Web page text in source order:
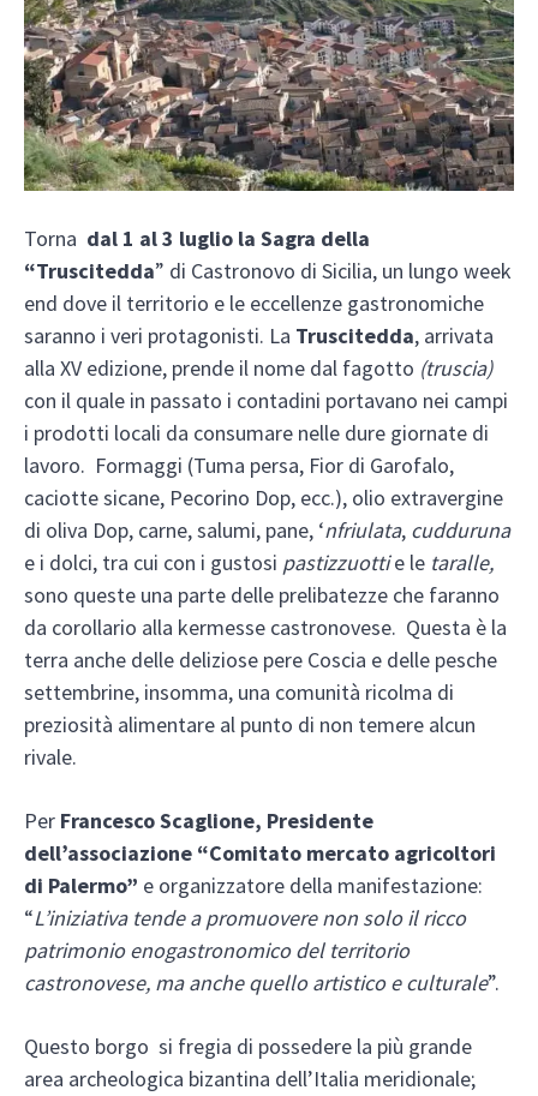
Torna dal 1 al 3 luglio la Sagra della
“Truscitedda” di Castronovo di Sicilia, un lungo week
end dove il territorio e le eccellenze gastronomiche
saranno i veri protagonisti. La Truscitedda, arrivata
alla XV edizione, prende il nome dal fagotto (truscia)
con il quale in passato i contadini portavano nei campi
i prodotti locali da consumare nelle dure giornate di
lavoro. Formaggi (Tuma persa, Fior di Garofalo,
caciotte sicane, Pecorino Dop, ecc.), olio extravergine
di oliva Dop, carne, salumi, pane, ‘nfriulata, cudduruna
e i dolci, tra cui con i gustosi pastizzuottie le taralle,
sono queste una parte delle prelibatezze che faranno
da corollario alla kermesse castronovese. Questa è la
terra anche delle deliziose pere Coscia e delle pesche
settembrine, insomma, una comunità ricolma di
preziosità alimentare al punto di non temere alcun
rivale.
Per Francesco Scaglione, Presidente
dell’associazione “Comitato mercato agricoltori
di Palermo” e organizzatore della manifestazione:
“L’iniziativa tende a promuovere non solo il ricco
patrimonio enogastronomico del territorio
castronovese, ma anche quello artistico e culturale”.
Questo borgo si fregia di possedere la più grande
area archeologica bizantina dell’Italia meridionale;